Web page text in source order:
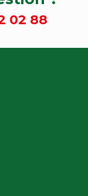
02 88